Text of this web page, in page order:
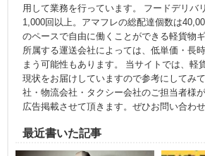
用して業務を行っています。 フードデリバ
1,000回以上。アマフレの総配達個数は
のペースで自由に働くことができる軽貨物
所属する運送会社によっては、低単価・長
まう可能性もあります。 当サイトでは、軽
現状をお届けしていますので参考にしてみ
社・物流会社・タクシー会社のご担当者様
広告掲載させて頂きます。ぜひお問い合わせ
最近書いた記事